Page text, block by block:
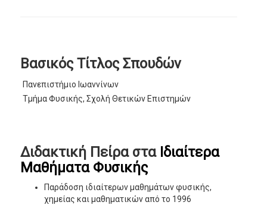
Βασικός Τίτλος Σπουδών
Πανεπιστήμιο Ιωαννίνων
Τμήμα Φυσικής, Σχολή Θετικών Επιστημών
Διδακτική Πείρα στα Ιδιαίτερα
Μαθήματα Φυσικής
Παράδοση ιδιαίτερων μαθημάτων φυσικής,
χημείας και μαθηματικών από το 1996